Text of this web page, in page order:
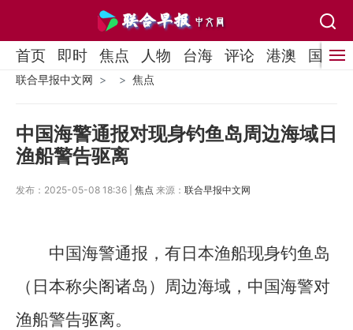
首页 即时 焦点 人物 台海 评论 港澳 国际
联合早报中文网 焦点
中国海警通报对现身钓鱼岛周边海域日
渔船警告驱离
发布：2025-05-08 18:36 | 焦点 来源： 联合早报中文网
中国海警通报，有日本渔船现身钓鱼岛
（日本称尖阁诸岛）周边海域，中国海警对
渔船警告驱离。